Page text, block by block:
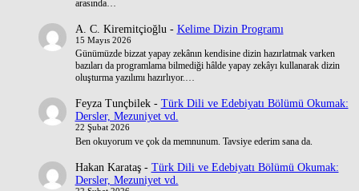
arasında…
A. C. Kiremitçioğlu - Kelime Dizin Programı
15 Mayıs 2026
Günümüzde bizzat yapay zekânın kendisine dizin hazırlatmak varken
bazıları da programlama bilmediği hâlde yapay zekâyı kullanarak dizin
oluşturma yazılımı hazırlıyor.…
Feyza Tunçbilek- Türk Dili ve Edebiyatı Bölümü Okumak:
Dersler, Mezuniyet vd.
22 Şubat 2026
Ben okuyorum ve çok da memnunum. Tavsiye ederim sana da.
Hakan Karataş- Türk Dili ve Edebiyatı Bölümü Okumak:
Dersler, Mezuniyet vd.